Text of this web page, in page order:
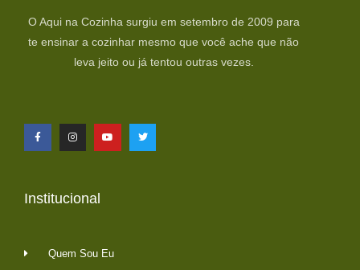
O Aqui na Cozinha surgiu em setembro de 2009 para
te ensinar a cozinhar mesmo que você ache que não
leva jeito ou já tentou outras vezes.
Institucional
Quem Sou Eu